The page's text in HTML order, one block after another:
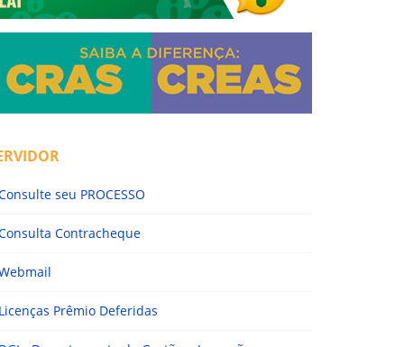
seu PROCESSO
Contracheque
Prêmio Deferidas